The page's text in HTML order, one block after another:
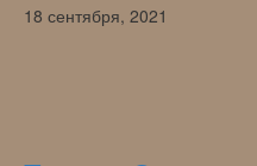
18 сентября, 2021